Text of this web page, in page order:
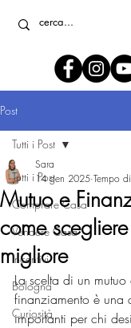
Post
Tutti i Post
Comprare Casa
Vendere Casa
Incentivi
Bologna
Curiosità
Tutti i Post
Mutuo e
come
migliore
Sara
14 gen 2025 Tempo
La scelta di un
finanziamento è una
importanti per chi